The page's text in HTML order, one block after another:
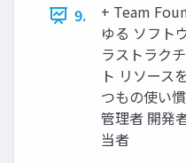
9.
+ Team
ゆる ソフト
ラストラク
ト リソース
つもの使い
管理者 開発
当者